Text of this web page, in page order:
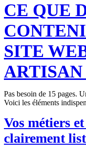
CE QUE
SITE
Pas besoin de 15 pages.
Voici les éléments
Vos métiers
clairement